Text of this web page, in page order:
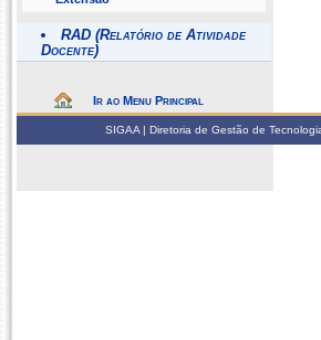
RAD (Relatório de Atividade
Docente)
Ir ao Menu Principal
SIGAA | Diretoria de Gestão de